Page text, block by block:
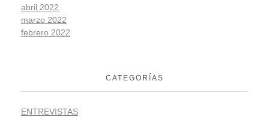
abril 2022
marzo 2022
febrero 2022
CATEGORÍAS
ENTREVISTAS